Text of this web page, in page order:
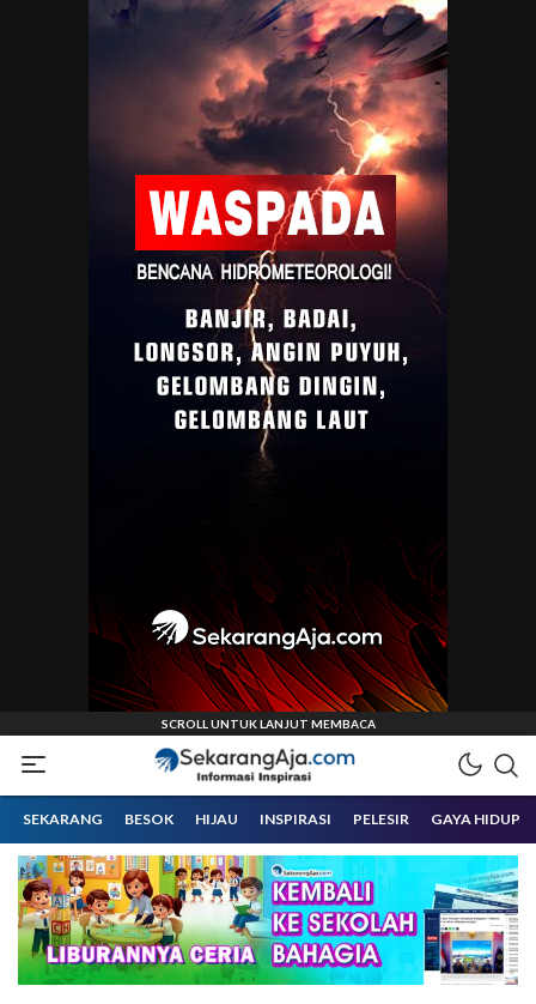
Sekarangaja
Informasi Inspirasi Malang Raya
SEKARANG BESOK HIJAU INSPIRASI PELESIR GAYA HIDUP